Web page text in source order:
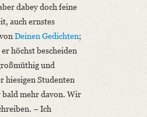
dabey doch feine
auch ernstes
Deinen Gedichten;
höchst bescheiden
und
hiesigen Studenten
bald mehr davon. Wir
– Ich